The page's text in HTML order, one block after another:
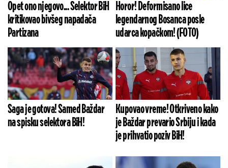
Opet ono njegovo... Selektor BiH
kritikovao bivšeg napadača
Partizana
Horor! Deformisano lice
legendarnog Bosanca posle
udarca kopačkom! (FOTO)
Saga je gotova! Samed Baždar
na spisku selektora BiH!
Kupovao vreme! Otkriveno kako
je Baždar prevario Srbiju i kada
je prihvatio poziv BiH!